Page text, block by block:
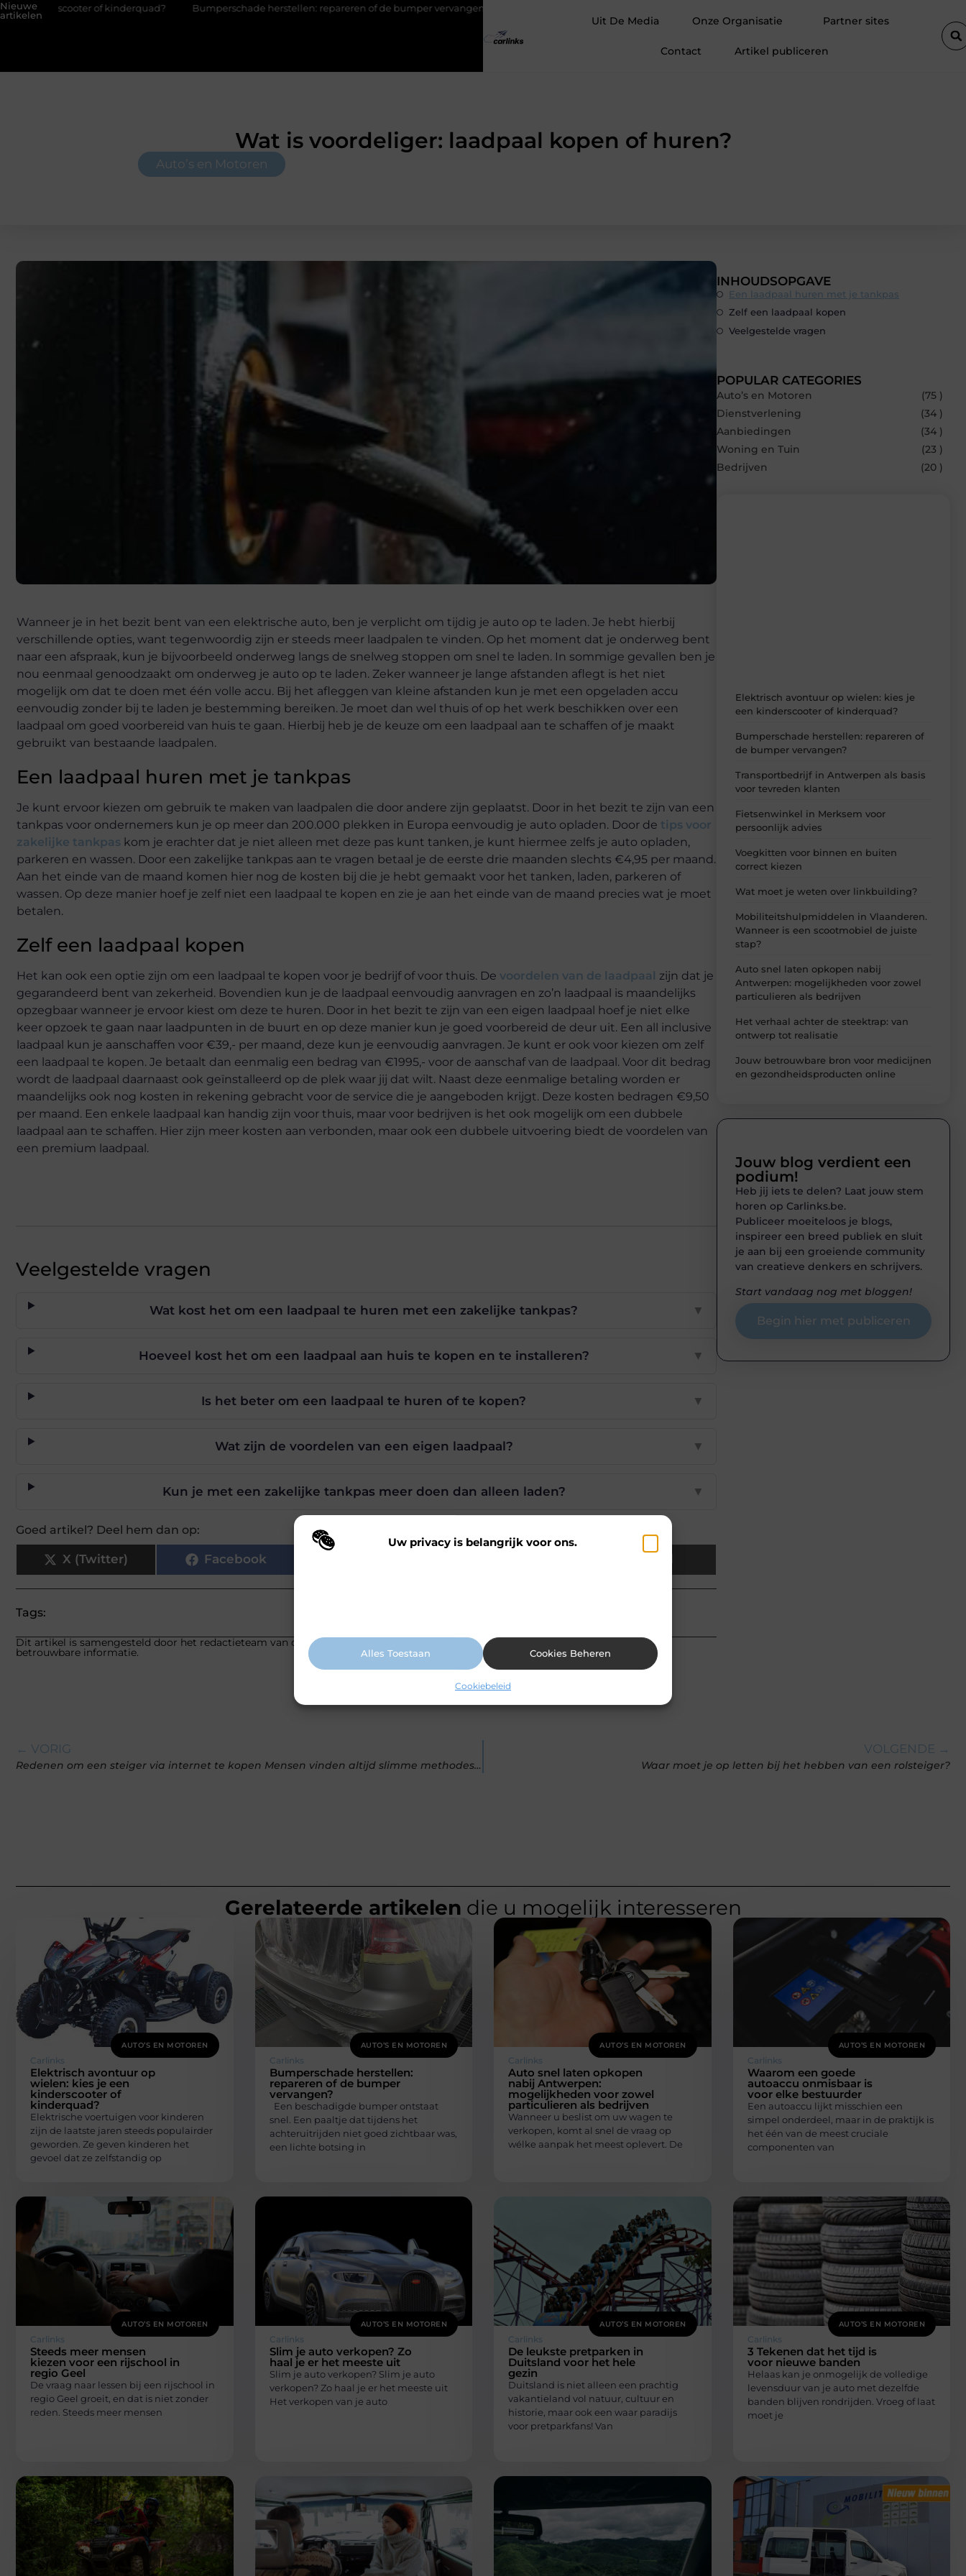
Uw privacy is belangrijk voor ons.
Alles Toestaan Cookies Beheren
Cookiebeleid
Nieuwe
artikelen
kinderquad? Bumperschade herstellen: repareren of de bumper vervangen? Transportbedrijf in Antwerpen als basis voor tevreden klanten
Uit De Media Onze Organisatie Partner sites
Contact Artikel publiceren
Wat is voordeliger: laadpaal kopen of huren?
Auto’s en Motoren
Wanneer je in het bezit bent van een elektrische auto, ben je verplicht om tijdig je auto op te laden. Je hebt hierbij
verschillende opties, want tegenwoordig zijn er steeds meer laadpalen te vinden. Op het moment dat je onderweg bent
naar een afspraak, kun je bijvoorbeeld onderweg langs de snelweg stoppen om snel te laden. In sommige gevallen ben je
nou eenmaal genoodzaakt om onderweg je auto op te laden. Zeker wanneer je lange afstanden aflegt is het niet
mogelijk om dat te doen met één volle accu. Bij het afleggen van kleine afstanden kun je met een opgeladen accu
eenvoudig zonder bij te laden je bestemming bereiken. Je moet dan wel thuis of op het werk beschikken over een
laadpaal om goed voorbereid van huis te gaan. Hierbij heb je de keuze om een laadpaal aan te schaffen of je maakt
gebruikt van bestaande laadpalen.
Een laadpaal huren met je tankpas
Je kunt ervoor kiezen om gebruik te maken van laadpalen die door andere zijn geplaatst. Door in het bezit te zijn van een
tankpas voor ondernemers kun je op meer dan 200.000 plekken in Europa eenvoudig je auto opladen. Door de tips voor
zakelijke tankpas kom je erachter dat je niet alleen met deze pas kunt tanken, je kunt hiermee zelfs je auto opladen,
parkeren en wassen. Door een zakelijke tankpas aan te vragen betaal je de eerste drie maanden slechts €4,95 per maand.
Aan het einde van de maand komen hier nog de kosten bij die je hebt gemaakt voor het tanken, laden, parkeren of
wassen. Op deze manier hoef je zelf niet een laadpaal te kopen en zie je aan het einde van de maand precies wat je moet
betalen.
Zelf een laadpaal kopen
Het kan ook een optie zijn om een laadpaal te kopen voor je bedrijf of voor thuis. De voordelen van de laadpaal zijn dat je
gegarandeerd bent van zekerheid. Bovendien kun je de laadpaal eenvoudig aanvragen en zo’n laadpaal is maandelijks
opzegbaar wanneer je ervoor kiest om deze te huren. Door in het bezit te zijn van een eigen laadpaal hoef je niet elke
keer opzoek te gaan naar laadpunten in de buurt en op deze manier kun je goed voorbereid de deur uit. Een all inclusive
laadpaal kun je aanschaffen voor €39,- per maand, deze kun je eenvoudig aanvragen. Je kunt er ook voor kiezen om zelf
een laadpaal te kopen. Je betaalt dan eenmalig een bedrag van €1995,- voor de aanschaf van de laadpaal. Voor dit bedrag
wordt de laadpaal daarnaast ook geïnstalleerd op de plek waar jij dat wilt. Naast deze eenmalige betaling worden er
maandelijks ook nog kosten in rekening gebracht voor de service die je aangeboden krijgt. Deze kosten bedragen €9,50
per maand. Een enkele laadpaal kan handig zijn voor thuis, maar voor bedrijven is het ook mogelijk om een dubbele
laadpaal aan te schaffen. Hier zijn meer kosten aan verbonden, maar ook een dubbele uitvoering biedt de voordelen van
een premium laadpaal.
Veelgestelde vragen
Wat kost het om een laadpaal te huren met een zakelijke tankpas? ▼
Hoeveel kost het om een laadpaal aan huis te kopen en te installeren? ▼
Is het beter om een laadpaal te huren of te kopen? ▼
Wat zijn de voordelen van een eigen laadpaal? ▼
Kun je met een zakelijke tankpas meer doen dan alleen laden? ▼
Goed artikel? Deel hem dan op:
X (Twitter) Facebook
Tags:
Dit artikel is samengesteld door het redactieteam van carlinks.be, dat zich richt op het zorgvuldig selecteren en presenteren van
betrouwbare informatie.
INHOUDSOPGAVE
Een laadpaal huren met je tankpas
Zelf een laadpaal kopen
Veelgestelde vragen
POPULAR CATEGORIES
Auto’s en Motoren
(75 )
Dienstverlening
(34 )
Aanbiedingen
(34 )
Woning en Tuin
(23 )
Bedrijven
(20 )
Elektrisch avontuur op wielen: kies je
een kinderscooter of kinderquad?
Bumperschade herstellen: repareren of
de bumper vervangen?
Transportbedrijf in Antwerpen als basis
voor tevreden klanten
Fietsenwinkel in Merksem voor
persoonlijk advies
Voegkitten voor binnen en buiten
correct kiezen
Wat moet je weten over linkbuilding?
Mobiliteitshulpmiddelen in Vlaanderen.
Wanneer is een scootmobiel de juiste
stap?
Auto snel laten opkopen nabij
Antwerpen: mogelijkheden voor zowel
particulieren als bedrijven
Het verhaal achter de steektrap: van
ontwerp tot realisatie
Jouw betrouwbare bron voor medicijnen
en gezondheidsproducten online
Jouw blog verdient een
podium!
Heb jij iets te delen? Laat jouw stem
horen op Carlinks.be.
Publiceer moeiteloos je blogs,
inspireer een breed publiek en sluit
je aan bij een groeiende community
van creatieve denkers en schrijvers.
Start vandaag nog met bloggen!
Begin hier met publiceren
← VORIG
Redenen om een ​​steiger via internet te kopen Mensen vinden altijd slimme methodes om ze makkelijke
VOLGENDE →
Waar moet je op letten bij het hebben van een rolsteiger?
Gerelateerde artikelen die u mogelijk interesseren
AUTO’S EN MOTOREN
Carlinks
Elektrisch avontuur op
wielen: kies je een
kinderscooter of
kinderquad?
Elektrische voertuigen voor kinderen
zijn de laatste jaren steeds populairder
geworden. Ze geven kinderen het
gevoel dat ze zelfstandig op
AUTO’S EN MOTOREN
Carlinks
Bumperschade herstellen:
repareren of de bumper
vervangen?
Een beschadigde bumper ontstaat
snel. Een paaltje dat tijdens het
achteruitrijden niet goed zichtbaar was,
een lichte botsing in
AUTO’S EN MOTOREN
Carlinks
Auto snel laten opkopen
nabij Antwerpen:
mogelijkheden voor zowel
particulieren als bedrijven
Wanneer u beslist om uw wagen te
verkopen, komt al snel de vraag op
wélke aanpak het meest oplevert. De
AUTO’S EN MOTOREN
Carlinks
Waarom een goede
autoaccu onmisbaar is
voor elke bestuurder
Een autoaccu lijkt misschien een
simpel onderdeel, maar in de praktijk is
het één van de meest cruciale
componenten van
AUTO’S EN MOTOREN
Carlinks
Steeds meer mensen
kiezen voor een rijschool in
regio Geel
De vraag naar lessen bij een rijschool in
regio Geel groeit, en dat is niet zonder
reden. Steeds meer mensen
AUTO’S EN MOTOREN
Carlinks
Slim je auto verkopen? Zo
haal je er het meeste uit
Slim je auto verkopen? Slim je auto
verkopen? Zo haal je er het meeste uit
Het verkopen van je auto
AUTO’S EN MOTOREN
Carlinks
De leukste pretparken in
Duitsland voor het hele
gezin
Duitsland is niet alleen een prachtig
vakantieland vol natuur, cultuur en
historie, maar ook een waar paradijs
voor pretparkfans! Van
AUTO’S EN MOTOREN
Carlinks
3 Tekenen dat het tijd is
voor nieuwe banden
Helaas kan je onmogelijk de volledige
levensduur van je auto met dezelfde
banden blijven rondrijden. Vroeg of laat
moet je